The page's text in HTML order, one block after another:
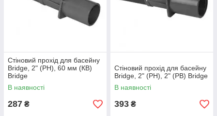
Стіновий прохід для басейну
Bridge, 2" (РН), 60 мм (КВ)
Bridge
В наявності
287 ₴
Стіновий прохід для басейну
Bridge, 2" (РН), 2" (РВ) Bridge
В наявності
393 ₴